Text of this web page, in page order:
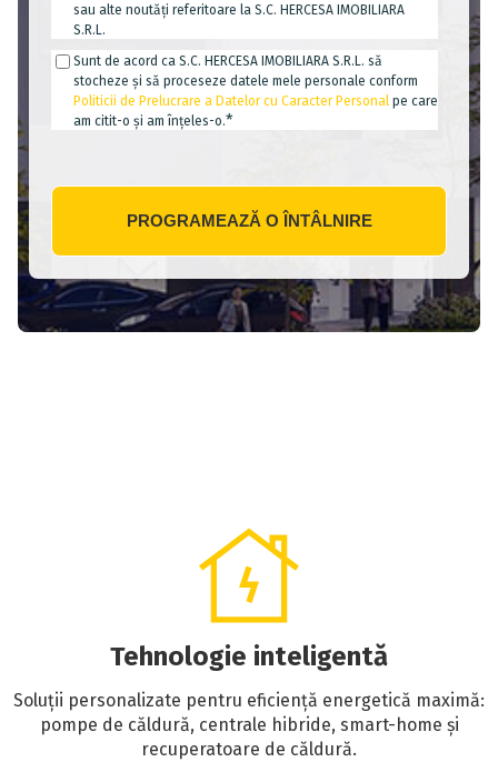
sau alte noutăți referitoare la S.C. HERCESA IMOBILIARA
S.R.L.
Sunt de acord ca S.C. HERCESA IMOBILIARA S.R.L. să
stocheze și să proceseze datele mele personale conform
Politicii de Prelucrare a Datelor cu Caracter Personal pe care
am citit-o și am înțeles-o.*
Tehnologie inteligentă
Soluții personalizate pentru eficiență energetică maximă:
pompe de căldură, centrale hibride, smart-home și
recuperatoare de căldură.